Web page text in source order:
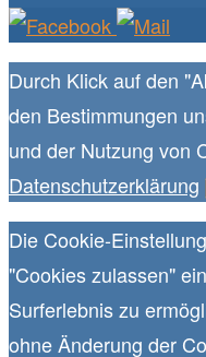
Durch Klick auf den
den Bestimmungen
und der Nutzung von
Datenschutzerklärung
Die Cookie-
"Cookies zulassen"
Surferlebnis zu
ohne Änderung der